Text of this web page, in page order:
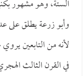
الستة، وهو مشهور
وأبو زرعة يطلق
لأنه من التابعين
في القرن الثالث